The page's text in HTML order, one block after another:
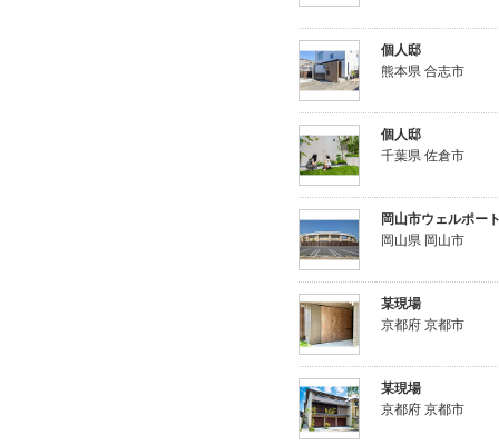
個人邸
熊本県 合志市
個人邸
千葉県 佐倉市
岡山市ウェルポー
岡山県 岡山市
某現場
京都府 京都市
某現場
京都府 京都市